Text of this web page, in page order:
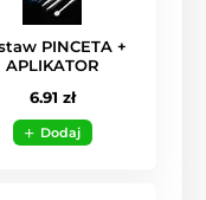
PINCETA +
APLIKATOR
6.91 zł
Dodaj